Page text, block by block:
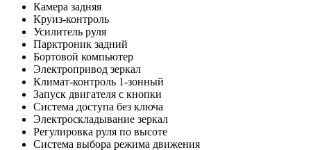
Камера задняя
Круиз-контроль
Усилитель руля
Парктроник задний
Бортовой компьютер
Электропривод зеркал
Климат-контроль 1-зонный
Запуск двигателя с кнопки
Система доступа без ключа
Электроскладывание зеркал
Регулировка руля по высоте
Система выбора режима движения